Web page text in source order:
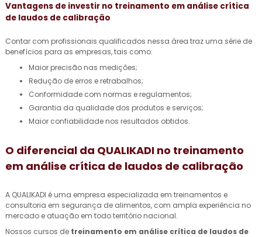
Vantagens de investir no treinamento em análise crítica
de laudos de calibração
Contar com profissionais qualificados nessa área traz uma série de
benefícios para as empresas, tais como:
Maior precisão nas medições;
Redução de erros e retrabalhos;
Conformidade com normas e regulamentos;
Garantia da qualidade dos produtos e serviços;
Maior confiabilidade nos resultados obtidos.
O diferencial da QUALIKADI no treinamento
em análise crítica de laudos de calibração
A QUALIKADI é uma empresa especializada em treinamentos e
consultoria em segurança de alimentos, com ampla experiência no
mercado e atuação em todo território nacional.
Nossos cursos de treinamento em análise crítica de laudos de